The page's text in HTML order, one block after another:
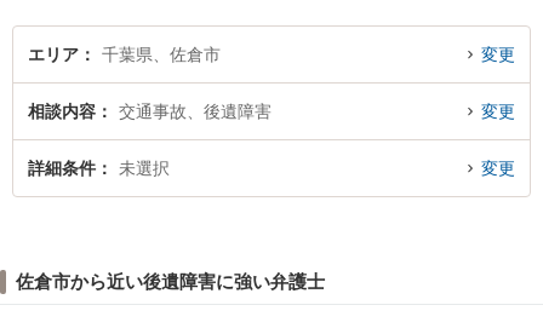
う尽力します。
エリア 千葉県、佐倉市 変更
相談内容 交通事故、後遺障害 変更
詳細条件 未選択 変更
佐倉市から近い後遺障害に強い弁護士